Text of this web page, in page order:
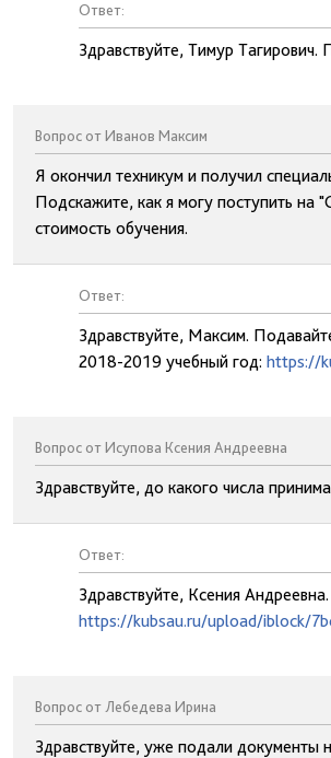
Ответ:
Здравствуйте, Тимур Тагирович.
Вопрос от Иванов Максим
Я окончил техникум и получил
Подскажите, как я могу поступить на
стоимость обучения.
Ответ:
Здравствуйте, Максим.
2018-2019 учебный год: https://
Вопрос от Исупова Ксения Андреевна
Здравствуйте, до какого числа
Ответ:
Здравствуйте, Ксения
https://kubsau.ru/upload/iblock/
Вопрос от Лебедева Ирина
Здравствуйте, уже подали документы